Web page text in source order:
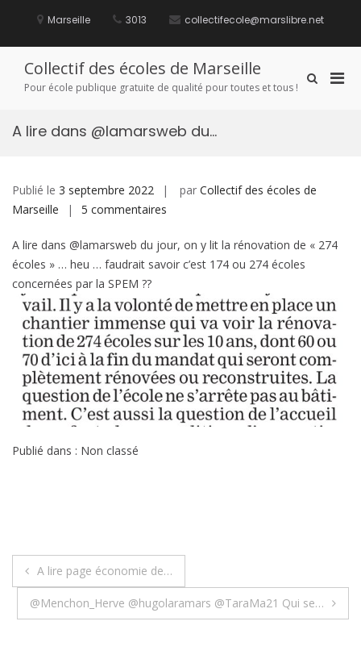
Marseille 3013 collectifecole@marslibre.net
Collectif des écoles de Marseille
Pour école publique gratuite de qualité pour toutes et tous !
Afficher
A lire dans @lamarsweb du…
Publié le 3 septembre 2022 par Collectif des écoles de
Marseille
5 commentaires
lire
dans
du…
A lire dans @lamarsweb du jour, on y lit la rénovation de « 274
écoles » … heu … faudrait savoir c’est 174 ou 274 écoles
concernées par la SPEM ??
Publié dans : Non classé
Navigation
de
A lire page économie de…
@Menchon_Herve @hugolaramars @TaraMa21 Qui se…